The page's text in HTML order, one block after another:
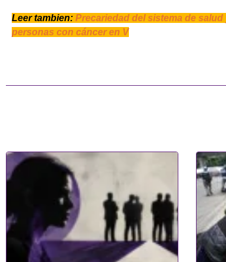
Leer tambien: Precariedad del sistema de
personas con cáncer en V